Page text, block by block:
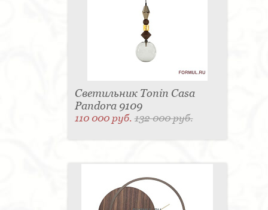
Светильник Tonin Casa
Pandora 9109
110 000 руб.132 000 руб.